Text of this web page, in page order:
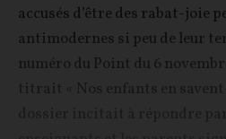
accusés d’être des rabat-joie
antimodernes si peu de leur
numéro du Point du 6